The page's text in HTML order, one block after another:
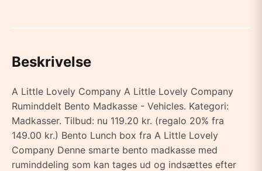
Beskrivelse
A Little Lovely Company A Little Lovely Company
Ruminddelt Bento Madkasse - Vehicles. Kategori:
Madkasser. Tilbud: nu 119.20 kr. (regalo 20% fra
149.00 kr.) Bento Lunch box fra A Little Lovely
Company Denne smarte bento madkasse med
ruminddeling som kan tages ud og indsættes efter